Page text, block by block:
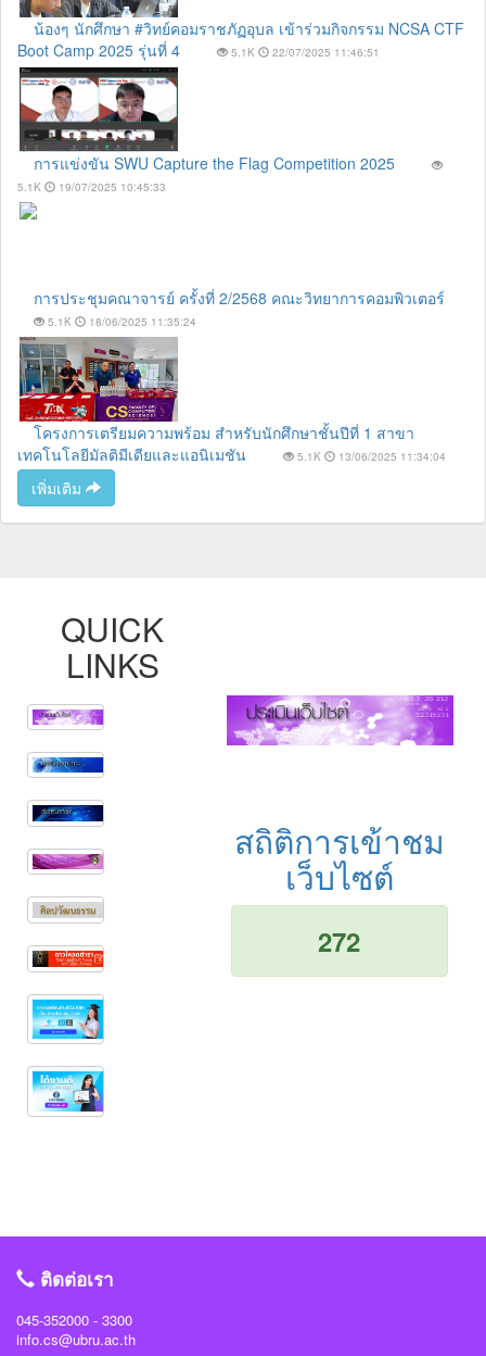
น้องๆ นักศึกษา #วิทย์คอมราชภัฏอุบล เข้าร่วมกิจกรรม NCSA CTF
Boot Camp 2025 รุ่นที่ 4
5.1K 22/07/2025 11:46:51
การแข่งขัน SWU Capture the Flag Competition 2025
5.1K 19/07/2025 10:45:33
การประชุมคณาจารย์ ครั้งที่ 2/2568 คณะวิทยาการคอมพิวเตอร์
5.1K 18/06/2025 11:35:24
โครงการเตรียมความพร้อม สำหรับนักศึกษาชั้นปีที่ 1 สาขา
เทคโนโลยีมัลติมีเดียและแอนิเมชัน
5.1K 13/06/2025 11:34:04
เพิ่มเติม
QUICK
LINKS
สถิติการเข้าชม
เว็บไซต์
272
ติดต่อเรา
045-352000 - 3300
info.cs@ubru.ac.th